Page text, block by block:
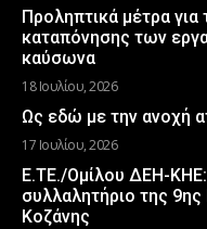
Προληπτικά μέτρα για
καταπόνησης των
καύσωνα
18 Ιουλίου, 2026
Ως εδώ με την ανοχή
17 Ιουλίου, 2026
Ε.ΤΕ./Ομίλου ΔΕΗ-
συλλαλητήριο της 9ης
Κοζάνης